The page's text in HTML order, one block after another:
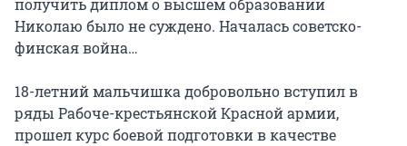
получить диплом о высшем образовании
Николаю было не суждено. Началась советско-
финская война…
18-летний мальчишка добровольно вступил в
ряды Рабоче-крестьянской Красной армии,
прошел курс боевой подготовки в качестве